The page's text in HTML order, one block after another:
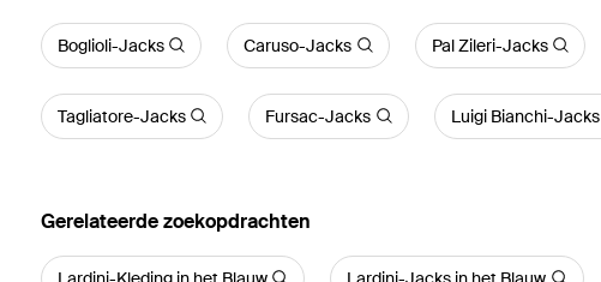
Boglioli-Jacks Caruso-Jacks Pal Zileri-Jacks
Tagliatore-Jacks Fursac-Jacks Luigi Bianchi-Jacks
Gerelateerde zoekopdrachten